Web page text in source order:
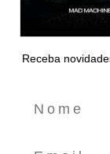
Receba